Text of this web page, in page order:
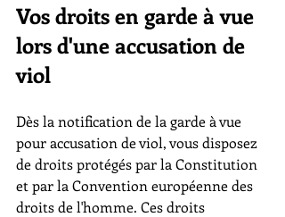
Vos droits en garde à vue
lors d'une accusation de
viol
Dès la notification de la garde à vue
pour accusation de viol, vous disposez
de droits protégés par la Constitution
et par la Convention européenne des
droits de l'homme. Ces droits